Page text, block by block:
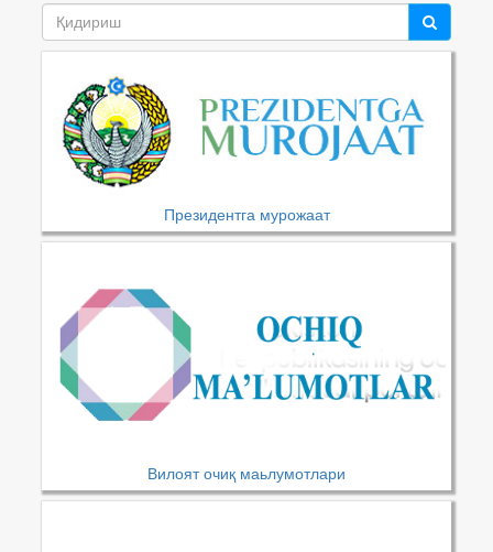
Президентга мурожаат
Вилоят очиқ маьлумотлари